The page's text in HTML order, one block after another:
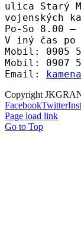
ulica Starý
vojenských
Po-So 8.00 –
V iný čas po
Mobil: 0905
Mobil: 0907
Email:
Copyright
FacebookTwitter
Page load link
Go to Top